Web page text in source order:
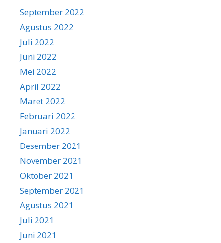
September 2022
Agustus 2022
Juli 2022
Juni 2022
Mei 2022
April 2022
Maret 2022
Februari 2022
Januari 2022
Desember 2021
November 2021
Oktober 2021
September 2021
Agustus 2021
Juli 2021
Juni 2021